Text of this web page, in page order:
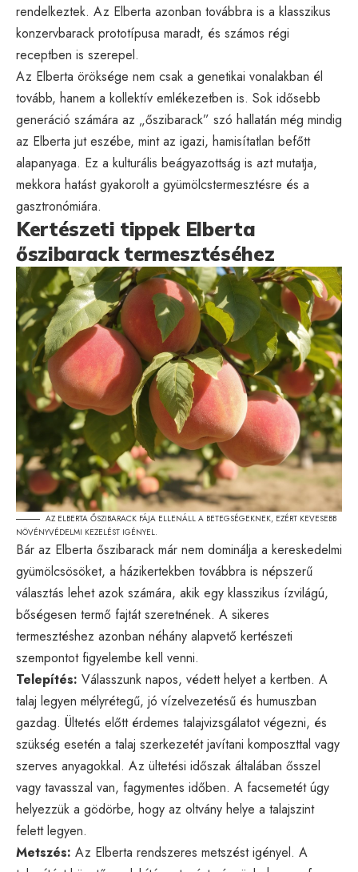
rendelkeztek. Az Elberta azonban továbbra is a klasszikus
konzervbarack prototípusa maradt, és számos régi
receptben is szerepel.
Az Elberta öröksége nem csak a genetikai vonalakban él
tovább, hanem a kollektív emlékezetben is. Sok idősebb
generáció számára az „őszibarack” szó hallatán még mindig
az Elberta jut eszébe, mint az igazi, hamisítatlan befőtt
alapanyaga. Ez a kulturális beágyazottság is azt mutatja,
mekkora hatást gyakorolt a gyümölcstermesztésre és a
gasztronómiára.
Kertészeti tippek Elberta
őszibarack termesztéséhez
AZ ELBERTA ŐSZIBARACK FÁJA ELLENÁLL A BETEGSÉGEKNEK, EZÉRT KEVESEBB
NÖVÉNYVÉDELMI KEZELÉST IGÉNYEL.
Bár az Elberta őszibarack már nem dominálja a kereskedelmi
gyümölcsösöket, a házikertekben továbbra is népszerű
választás lehet azok számára, akik egy klasszikus ízvilágú,
bőségesen termő fajtát szeretnének. A sikeres
termesztéshez azonban néhány alapvető kertészeti
szempontot figyelembe kell venni.
Telepítés: Válasszunk napos, védett helyet a kertben. A
talaj legyen mélyrétegű, jó vízelvezetésű és humuszban
gazdag. Ültetés előtt érdemes talajvizsgálatot végezni, és
szükség esetén a talaj szerkezetét javítani komposzttal vagy
szerves anyagokkal. Az ültetési időszak általában ősszel
vagy tavasszal van, fagymentes időben. A facsemetét úgy
helyezzük a gödörbe, hogy az oltvány helye a talajszint
felett legyen.
Metszés: Az Elberta rendszeres metszést igényel. A